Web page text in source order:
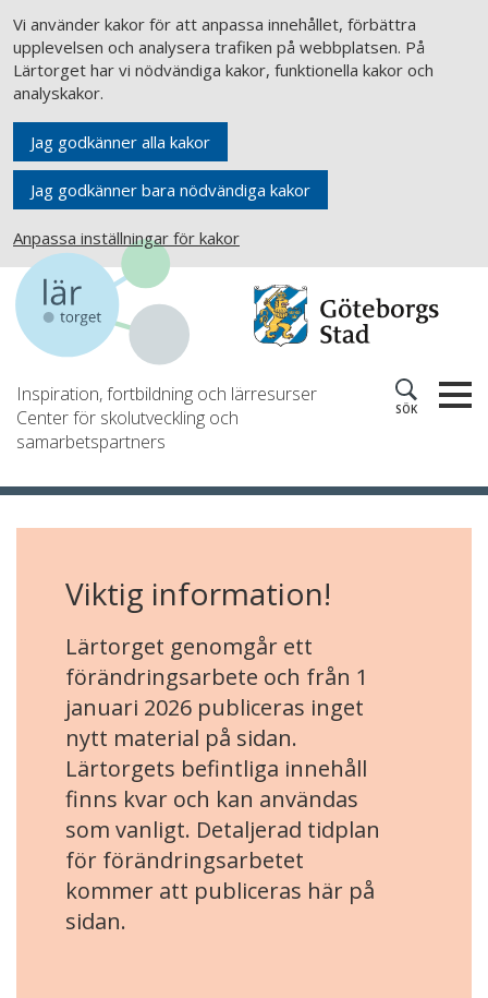
Vi använder kakor för att anpassa innehållet, förbättra
upplevelsen och analysera trafiken på webbplatsen. På
Lärtorget har vi nödvändiga kakor, funktionella kakor och
analyskakor.
Jag godkänner alla kakor
Jag godkänner bara nödvändiga kakor
Anpassa inställningar för kakor
Inspiration, fortbildning och lärresurser
Center för skolutveckling och
samarbetspartners
SÖK
Viktig information!
Lärtorget genomgår ett
förändringsarbete och från 1
januari 2026 publiceras inget
nytt material på sidan.
Lärtorgets befintliga innehåll
finns kvar och kan användas
som vanligt. Detaljerad tidplan
för förändringsarbetet
kommer att publiceras här på
sidan.